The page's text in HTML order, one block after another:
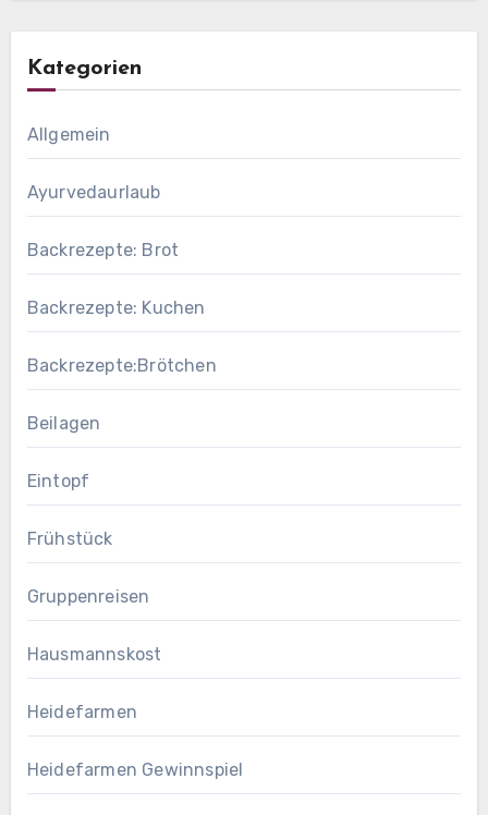
Kategorien
Allgemein
Ayurvedaurlaub
Backrezepte: Brot
Backrezepte: Kuchen
Backrezepte:Brötchen
Beilagen
Eintopf
Frühstück
Gruppenreisen
Hausmannskost
Heidefarmen
Heidefarmen Gewinnspiel